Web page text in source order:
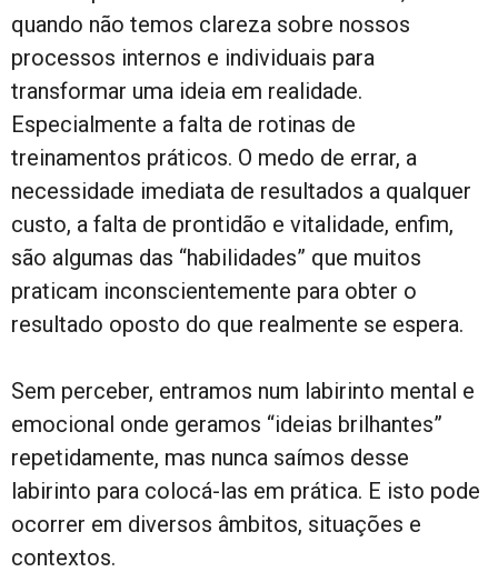
quando não temos clareza sobre nossos
processos internos e individuais para
transformar uma ideia em realidade.
Especialmente a falta de rotinas de
treinamentos práticos. O medo de errar, a
necessidade imediata de resultados a qualquer
custo, a falta de prontidão e vitalidade, enfim,
são algumas das “habilidades” que muitos
praticam inconscientemente para obter o
resultado oposto do que realmente se espera.
Sem perceber, entramos num labirinto mental e
emocional onde geramos “ideias brilhantes”
repetidamente, mas nunca saímos desse
labirinto para colocá-las em prática. E isto pode
ocorrer em diversos âmbitos, situações e
contextos.